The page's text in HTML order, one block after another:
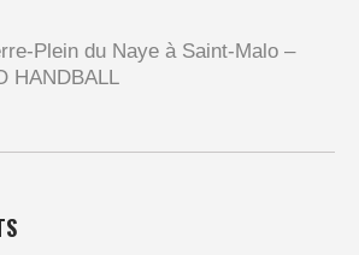
Plein du Naye à Saint-Malo –
HANDBALL